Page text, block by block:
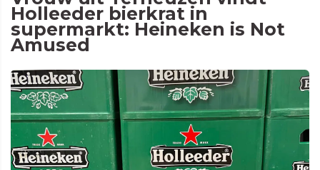
Holleeder bierkrat in
supermarkt: Heineken is Not
Amused